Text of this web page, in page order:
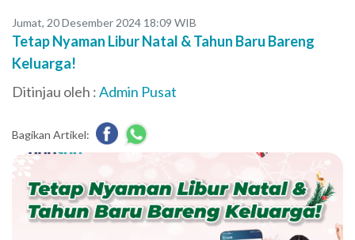
Jumat, 20 Desember 2024 18:09 WIB
Tetap Nyaman Libur Natal & Tahun Baru Bareng
Keluarga!
Ditinjau oleh :Admin Pusat
Bagikan Artikel: